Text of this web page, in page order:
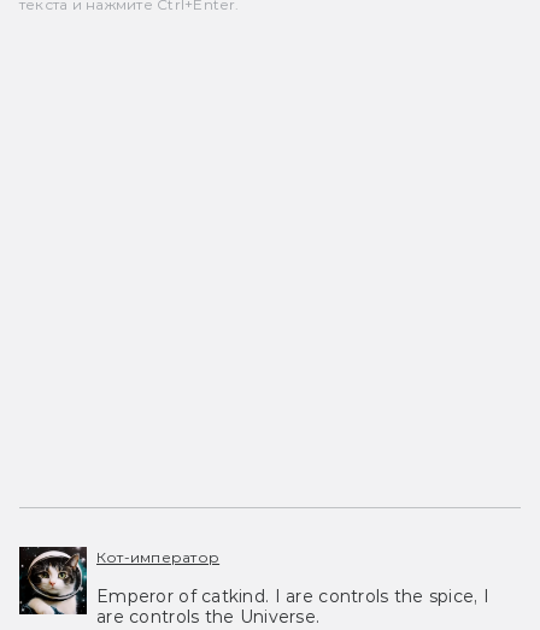
текста и нажмите Ctrl+Enter.
Кот-император
Emperor of catkind. I are controls the spice, I
are controls the Universe.